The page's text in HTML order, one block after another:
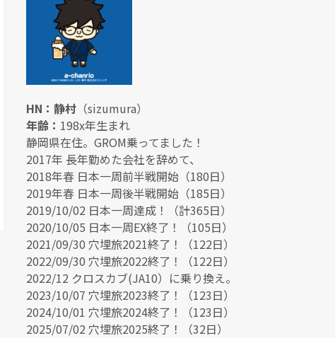
HN：静村 （sizumura）
年齢： 198x年生まれ
静岡県在住。GROM乗ってました！
2017年 長年勤めた会社を辞めて、
2018年春 日本一周前半戦開始（180日）
2019年春 日本一周後半戦開始（185日）
2019/10/02 日本一周達成！（計365日）
2020/10/05 日本一周EX終了！（105日）
2021/09/30 穴埋旅2021終了！（122日）
2022/09/30 穴埋旅2022終了！（122日）
2022/12 クロスカブ(JA10）に乗り換え。
2023/10/07 穴埋旅2023終了！（123日）
2024/10/01 穴埋旅2024終了！（123日）
2025/07/02 穴埋旅2025終了！（32日）